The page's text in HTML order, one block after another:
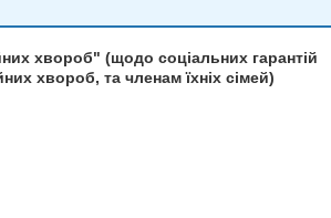
хвороб" (щодо соціальних гарантій
хвороб, та членам їхніх сімей)